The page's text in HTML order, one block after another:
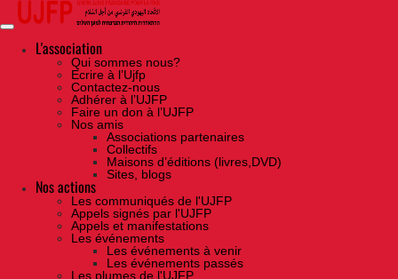
Skip
the
contentL'association
Qui sommes nous?
Ecrire à l’Ujfp
Contactez-nous
Adhérer à l’UJFP
Faire un don à l’UJFP
Nos amis
Associations partenaires
Collectifs
Maisons d’éditions (livres,DVD)
Sites, blogs
Nos actions
Les communiqués de l'UJFP
Appels signés par l'UJFP
Appels et manifestations
Les événements
Les événements à venir
Les événements passés
Les plumes de l'UJFP